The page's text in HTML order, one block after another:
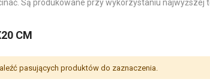
Są produkowane przy wykorzystaniu najwyższej
CM
pasujących produktów do zaznaczenia.